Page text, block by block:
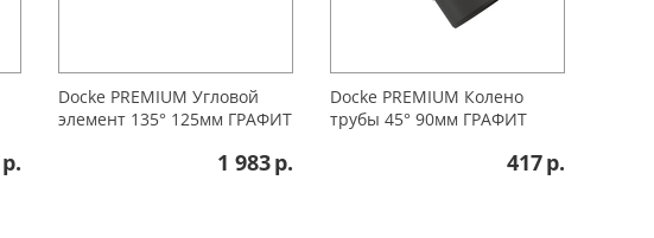
р.
Docke PREMIUМ Угловой
элемент 135° 125мм ГРАФИТ
1 983р.
Docke PREMIUМ Колено
трубы 45° 90мм ГРАФИТ
417р.